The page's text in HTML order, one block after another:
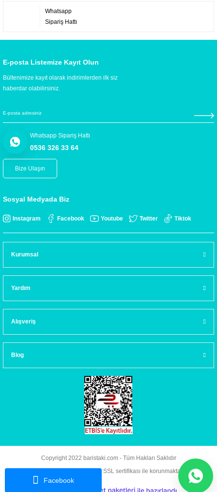
Facebook
Whatsapp
Sipariş Hattı
E-posta Listemize Kayıt Olun
Bültenimize kayıt olarak indirimlerden ilk siz
haberdar olabilirsiniz.
Whatsapp Sipariş Hattı
0536 326 33 64
Bize Ulaşın
Sosyal Medyada Biz
Instagram Facebook Youtube Twitter Tiktok
Kurumsal
Yardım
Alışveriş
Blog
Copyright 2022 baristaki.com - Tüm Hakları Saklıdır
Kredi kartı bilgileriniz 256bit SSL sertifikası ile korunmaktadır.
e- ile